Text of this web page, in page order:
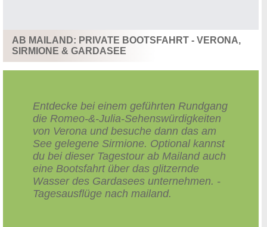
AB MAILAND: PRIVATE BOOTSFAHRT - VERONA,
SIRMIONE & GARDASEE
Entdecke bei einem geführten Rundgang
die Romeo-&-Julia-Sehenswürdigkeiten
von Verona und besuche dann das am
See gelegene Sirmione. Optional kannst
du bei dieser Tagestour ab Mailand auch
eine Bootsfahrt über das glitzernde
Wasser des Gardasees unternehmen. -
Tagesausflüge nach mailand.